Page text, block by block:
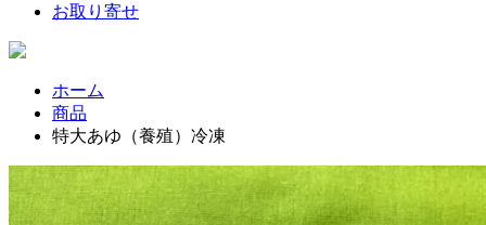
お取り寄せ
ホーム
商品
特大あゆ（養殖）冷凍